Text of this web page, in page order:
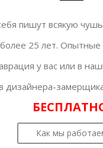
пишут всякую
25 лет.
у вас или в
дизайнера-
Как мы